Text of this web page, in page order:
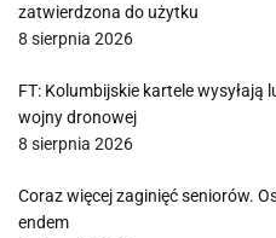
zatwierdzona do użytku
8 sierpnia 2026
FT: Kolumbijskie kartele wysyłają
wojny dronowej
8 sierpnia 2026
Coraz więcej zaginięć seniorów.
endem